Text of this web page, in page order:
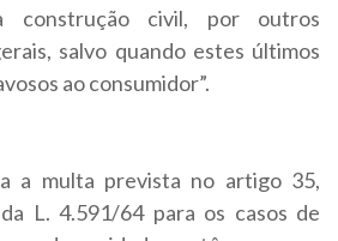
construção civil, por outros
salvo quando estes últimos
ao consumidor”.
a multa prevista no artigo 35,
L. 4.591/64 para os casos de